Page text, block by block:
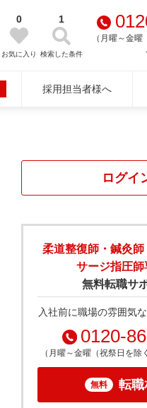
0
お気に入り
1
検索した条件
（月曜～金
採用担当者様へ
ログイ
柔道整復師・鍼灸師
サージ指圧師
無料転職サ
入社前に職場の雰囲気
0120-
（月曜～金曜（祝祭日を除
無料 転職